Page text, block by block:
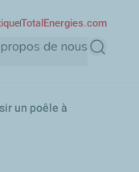
de nous
TotalEnergies.com
un poêle à